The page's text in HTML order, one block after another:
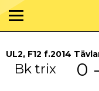
UL2, F12 f.2014
Bk trix 0